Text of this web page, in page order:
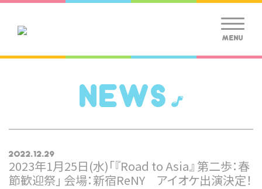
MENU
NEWS
2022.12.29
2023年1月25日(水)「『Road to Asia』 第二歩：春
節歓迎祭」 会場：新宿ReNY アイオケ出演決定！